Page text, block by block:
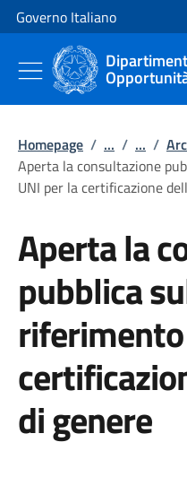
Vai al contenuto
Vai alla navigazione del sito
Governo Italiano
Homepage / ... / ... /
Aperta la consultazione
UNI per la certificazione
Aperta la
pubblica
di genere